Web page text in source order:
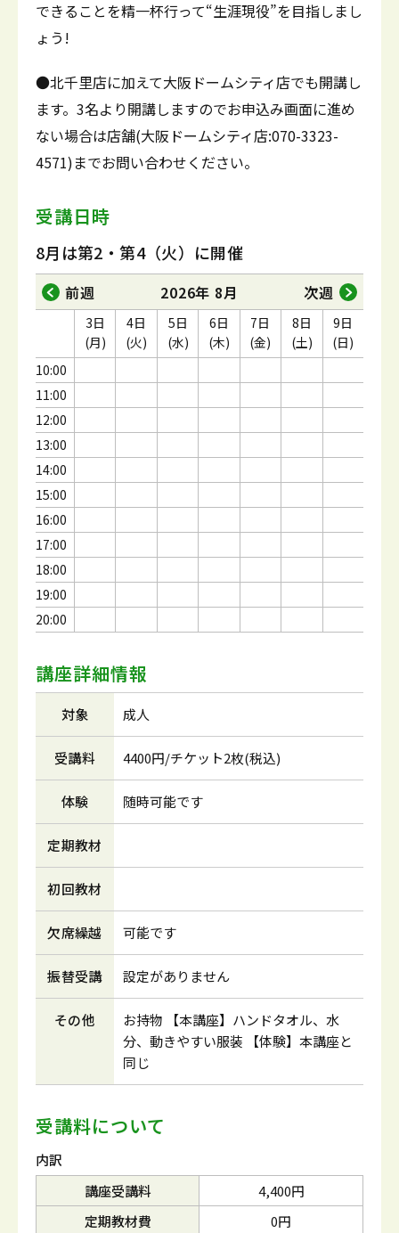
できることを精一杯行って“生涯現役”を目指しまし
ょう!
●北千里店に加えて大阪ドームシティ店でも開講し
ます。3名より開講しますのでお申込み画面に進め
ない場合は店舗(大阪ドームシティ店:070-3323-
4571)までお問い合わせください。
受講日時
8月は第2・第4（火）に開催
前週 2026年 8月 次週
10:00
11:00
12:00
13:00
14:00
15:00
16:00
17:00
18:00
19:00
20:00
3日
(月)
4日
(火)
5日
(水)
6日
(木)
7日
(金)
8日
(土)
9日
(日)
講座詳細情報
対象 成人
受講料 4400円/チケット2枚(税込)
体験 随時可能です
定期教材
初回教材
欠席繰越 可能です
振替受講 設定がありません
その他
お持物 【本講座】ハンドタオル、水
分、動きやすい服装 【体験】本講座と
同じ
受講料について
内訳
講座受講料
4,400円
定期教材費
0円